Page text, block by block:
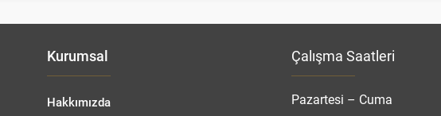
Kurumsal
Hakkımızda
Çalışma Saatleri
Pazartesi – Cuma